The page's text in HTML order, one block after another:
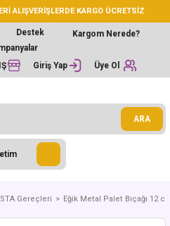
ALIŞVERİŞLERDE KARGO ÜCRETSİZ
Destek
Kargom Nerede?
Giriş Yap Üye Ol
ARA
Gereçleri Eğik Metal Palet Bıçağı 12